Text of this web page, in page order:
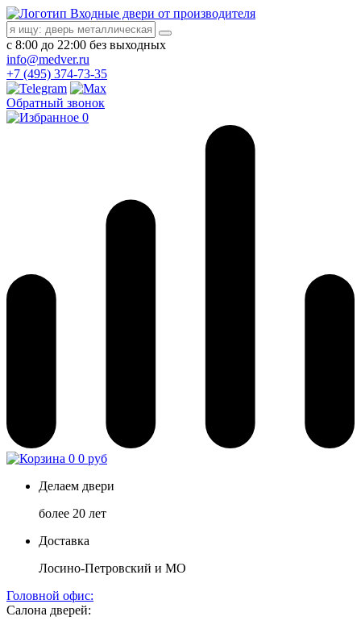
Входные двери от производителя
с 8:00 до 22:00 без выходных
info@medver.ru
+7 (495) 374-73-35
Обратный звонок
0
0 0 руб
Делаем двери
более 20 лет
Доставка
Лосино-Петровский и МО
Головной офис:
Салона дверей: